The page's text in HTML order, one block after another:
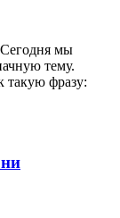
Сегодня мы
тему.
такую фразу: